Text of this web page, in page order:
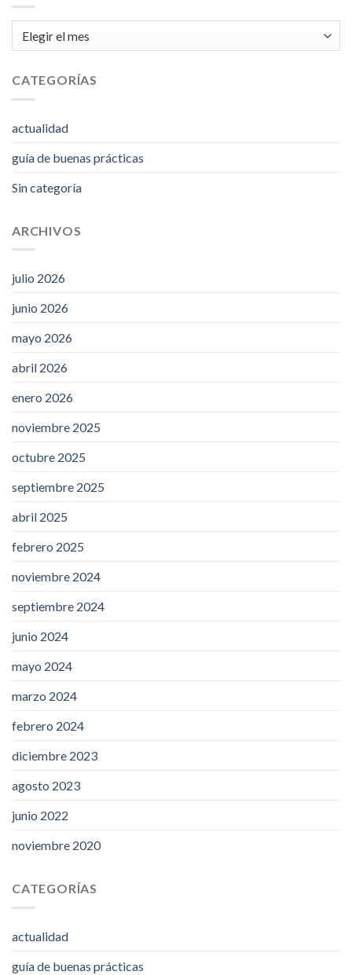
CATEGORÍAS
actualidad
guía de buenas prácticas
Sin categoría
ARCHIVOS
julio 2026
junio 2026
mayo 2026
abril 2026
enero 2026
noviembre 2025
octubre 2025
septiembre 2025
abril 2025
febrero 2025
noviembre 2024
septiembre 2024
junio 2024
mayo 2024
marzo 2024
febrero 2024
diciembre 2023
agosto 2023
junio 2022
noviembre 2020
CATEGORÍAS
actualidad
guía de buenas prácticas